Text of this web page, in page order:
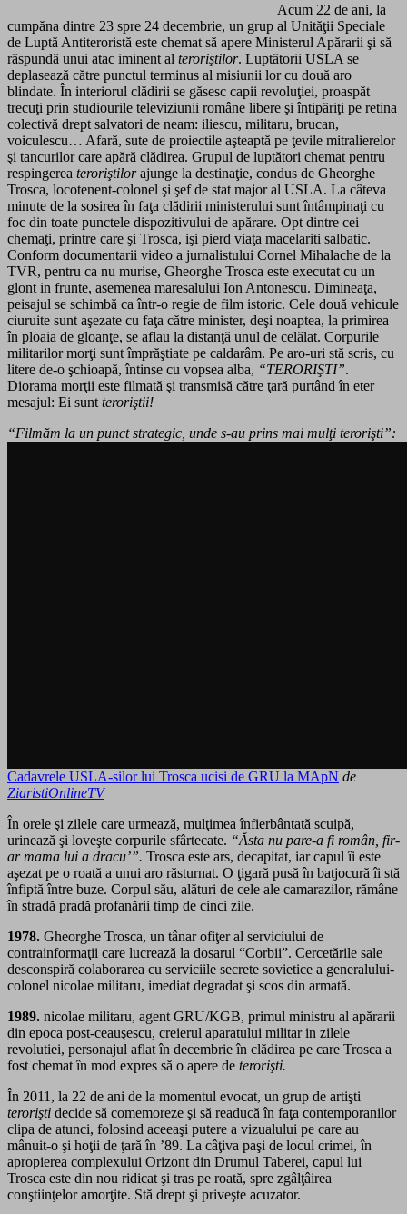
Acum 22 de ani, la
cumpăna dintre 23 spre 24 decembrie, un grup al Unităţii Speciale
de Luptă Antiteroristă este chemat să apere Ministerul Apărarii şi să
răspundă unui atac iminent al teroriştilor. Luptătorii USLA se
deplasează către punctul terminus al misiunii lor cu două aro
blindate. În interiorul clădirii se găsesc capii revoluţiei, proaspăt
trecuţi prin studiourile televiziunii române libere şi întipăriţi pe retina
colectivă drept salvatori de neam: iliescu, militaru, brucan,
voiculescu… Afară, sute de proiectile aşteaptă pe ţevile mitralierelor
şi tancurilor care apără clădirea. Grupul de luptători chemat pentru
respingerea teroriştilorajunge la destinaţie, condus de Gheorghe
Trosca, locotenent-colonel şi şef de stat major al USLA. La câteva
minute de la sosirea în faţa clădirii ministerului sunt întâmpinaţi cu
foc din toate punctele dispozitivului de apărare. Opt dintre cei
chemaţi, printre care şi Trosca, işi pierd viaţa macelariti salbatic.
Conform documentarii video a jurnalistului Cornel Mihalache de la
TVR, pentru ca nu murise, Gheorghe Trosca este executat cu un
glont in frunte, asemenea maresalului Ion Antonescu. Dimineaţa,
peisajul se schimbă ca într-o regie de film istoric. Cele două vehicule
ciuruite sunt aşezate cu faţa către minister, deşi noaptea, la primirea
în ploaia de gloanţe, se aflau la distanţă unul de celălat. Corpurile
militarilor morţi sunt împrăştiate pe caldarâm. Pe aro-uri stă scris, cu
litere de-o şchioapă, întinse cu vopsea alba, “TERORIŞTI”.
Diorama morţii este filmată şi transmisă către ţară purtând în eter
mesajul: Ei sunt teroriştii!
“Filmăm la un punct strategic, unde s-au prins mai mulţi terorişti”:
Cadavrele USLA-silor lui Trosca ucisi de GRU la MApN de
ZiaristiOnlineTV
În orele şi zilele care urmează, mulţimea înfierbântată scuipă,
urinează şi loveşte corpurile sfârtecate. “Ăsta nu pare-a fi român, fir-
ar mama lui a dracu’”. Trosca este ars, decapitat, iar capul îi este
aşezat pe o roată a unui aro răsturnat. O ţigară pusă în batjocură îi stă
înfiptă între buze. Corpul său, alături de cele ale camarazilor, rămâne
în stradă pradă profanării timp de cinci zile.
1978. Gheorghe Trosca, un tânar ofiţer al serviciului de
contrainformaţii care lucrează la dosarul “Corbii”. Cercetările sale
desconspiră colaborarea cu serviciile secrete sovietice a generalului-
colonel nicolae militaru, imediat degradat şi scos din armată.
1989. nicolae militaru, agent GRU/KGB, primul ministru al apărarii
din epoca post-ceauşescu, creierul aparatului militar in zilele
revolutiei, personajul aflat în decembrie în clădirea pe care Trosca a
fost chemat în mod expres să o apere de terorişti.
În 2011, la 22 de ani de la momentul evocat, un grup de artişti
terorişti decide să comemoreze şi să readucă în faţa contemporanilor
clipa de atunci, folosind aceeaşi putere a vizualului pe care au
mânuit-o şi hoţii de ţară în ’89. La câţiva paşi de locul crimei, în
apropierea complexului Orizont din Drumul Taberei, capul lui
Trosca este din nou ridicat şi tras pe roată, spre zgâlţâirea
conştiinţelor amorţite. Stă drept şi priveşte acuzator.